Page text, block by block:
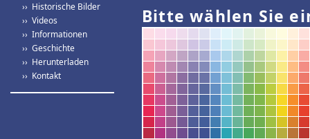
›› Historische Bilder
›› Videos
›› Informationen
›› Geschichte
›› Herunterladen
›› Kontakt
Bitte wählen Sie